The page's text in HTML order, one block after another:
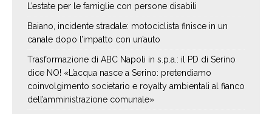
L’estate per le famiglie con persone disabili
Baiano, incidente stradale: motociclista finisce in un
canale dopo l’impatto con un’auto
Trasformazione di ABC Napoli in s.p.a.: il PD di Serino
dice NO! «L’acqua nasce a Serino: pretendiamo
coinvolgimento societario e royalty ambientali al fianco
dell’amministrazione comunale»